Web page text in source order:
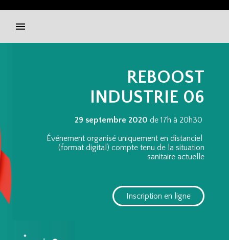
REBOOST
INDUSTRIE 06
29 septembre 2020 de 17h à 20h30
Événement organisé uniquement en distanciel
(format digital) compte tenu de la situation
sanitaire actuelle
Inscription en ligne